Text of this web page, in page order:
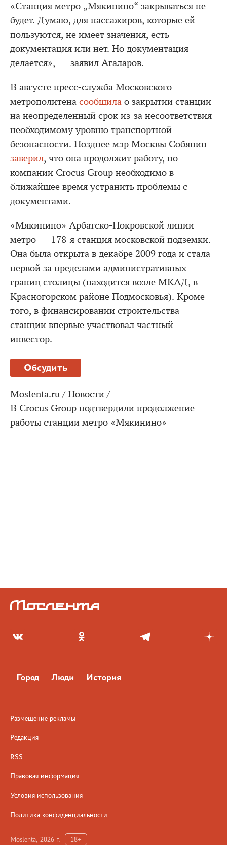
«Станция метро „Мякинино“ закрываться не
будет. Думаю, для пассажиров, которые ей
пользуются, не имеет значения, есть
документация или нет. Но документация
делается», — заявил Агаларов.
В августе пресс-служба Московского
метрополитена сообщила о закрытии станции
на неопределенный срок из-за несоответствия
необходимому уровню транспортной
безопасности. Позднее мэр Москвы Собянин
заверил, что она продолжит работу, но
компании Crocus Group необходимо в
ближайшее время устранить проблемы с
документами.
«Мякинино» Арбатско-Покровской линии
метро — 178-я станция московской подземки.
Она была открыта в декабре 2009 года и стала
первой за пределами административных
границ столицы (находится возле МКАД, в
Красногорском районе Подмосковья). Кроме
того, в финансировании строительства
станции впервые участвовал частный
инвестор.
Обсудить
Moslenta.ru / Новости /
В Crocus Group подтвердили продолжение
работы станции метро «Мякинино»
Город Люди История
Размещение рекламы
Редакция
RSS
Правовая информация
Условия использования
Политика конфиденциальности
Moslenta, 2026 г. 18+